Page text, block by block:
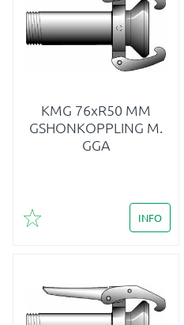
KMG 76xR50 MM
GSHONKOPPLING M.
GGA
Lägg till i favoriter
INFO